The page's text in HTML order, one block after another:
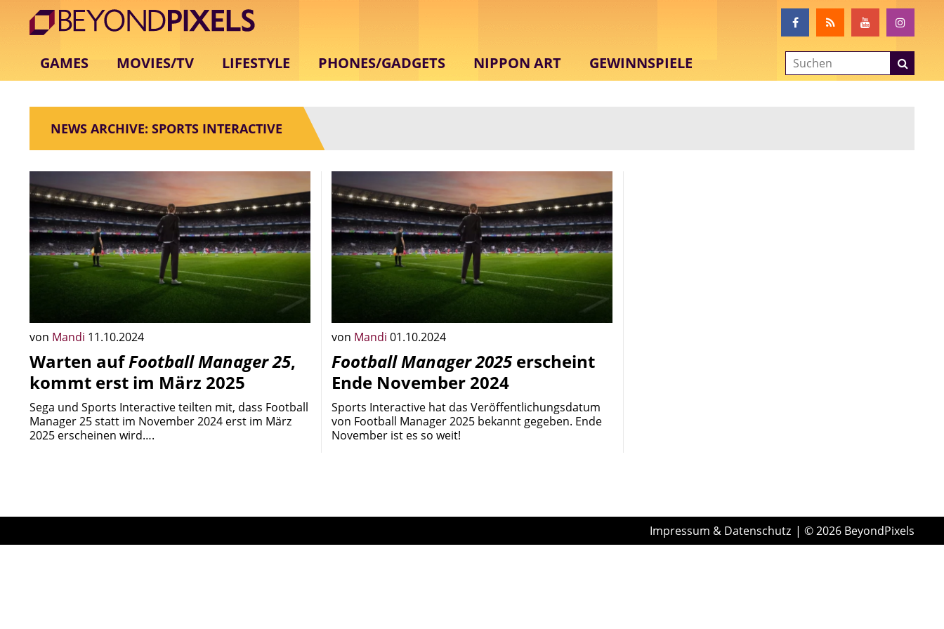
GAMES MOVIES/TV LIFESTYLE PHONES/GADGETS NIPPON ART GEWINNSPIELE
NEWS ARCHIVE: SPORTS INTERACTIVE
von Mandi 11.10.2024
Warten aufFootball Manager 25,
kommt erst im März 2025
Sega und Sports Interactive teilten mit, dass Football
Manager 25 statt im November 2024 erst im März
2025 erscheinen wird….
von Mandi 01.10.2024
Football Manager 2025erscheint
Ende November 2024
Sports Interactive hat das Veröffentlichungsdatum
von Football Manager 2025 bekannt gegeben. Ende
November ist es so weit!
Impressum & Datenschutz | © 2026 BeyondPixels